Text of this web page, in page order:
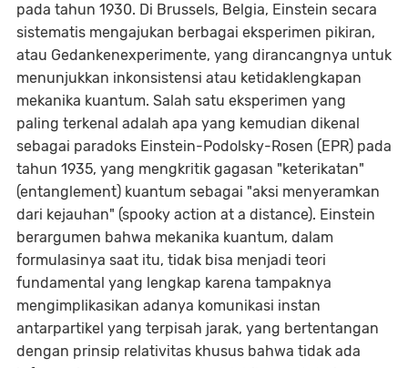
pada tahun 1930. Di Brussels, Belgia, Einstein secara
sistematis mengajukan berbagai eksperimen pikiran,
atau Gedankenexperimente, yang dirancangnya untuk
menunjukkan inkonsistensi atau ketidaklengkapan
mekanika kuantum. Salah satu eksperimen yang
paling terkenal adalah apa yang kemudian dikenal
sebagai paradoks Einstein-Podolsky-Rosen (EPR) pada
tahun 1935, yang mengkritik gagasan "keterikatan"
(entanglement) kuantum sebagai "aksi menyeramkan
dari kejauhan" (spooky action at a distance). Einstein
berargumen bahwa mekanika kuantum, dalam
formulasinya saat itu, tidak bisa menjadi teori
fundamental yang lengkap karena tampaknya
mengimplikasikan adanya komunikasi instan
antarpartikel yang terpisah jarak, yang bertentangan
dengan prinsip relativitas khusus bahwa tidak ada